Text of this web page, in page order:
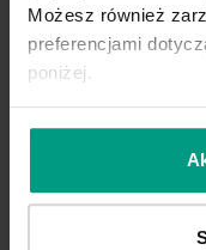
Możesz również
preferencjami
poniżej.